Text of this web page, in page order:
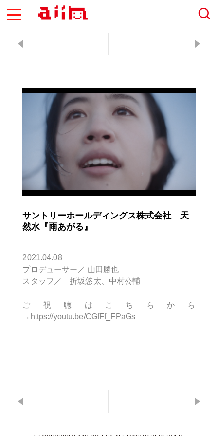
サントリーホールディングス株式会社 天
然水『雨あがる』
2021.04.08
プロデューサー／ 山田勝也
スタッフ／ 折坂悠太、中村公輔
ご視聴はこちらから
→https://youtu.be/CGfFf_FPaGs